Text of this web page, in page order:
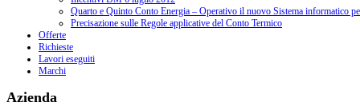
Quarto e Quinto Conto Energia – Operativo il nuovo Sistema informatico
Precisazione sulle Regole applicative del Conto Termico
Offerte
Richieste
Lavori eseguiti
Marchi
Azienda